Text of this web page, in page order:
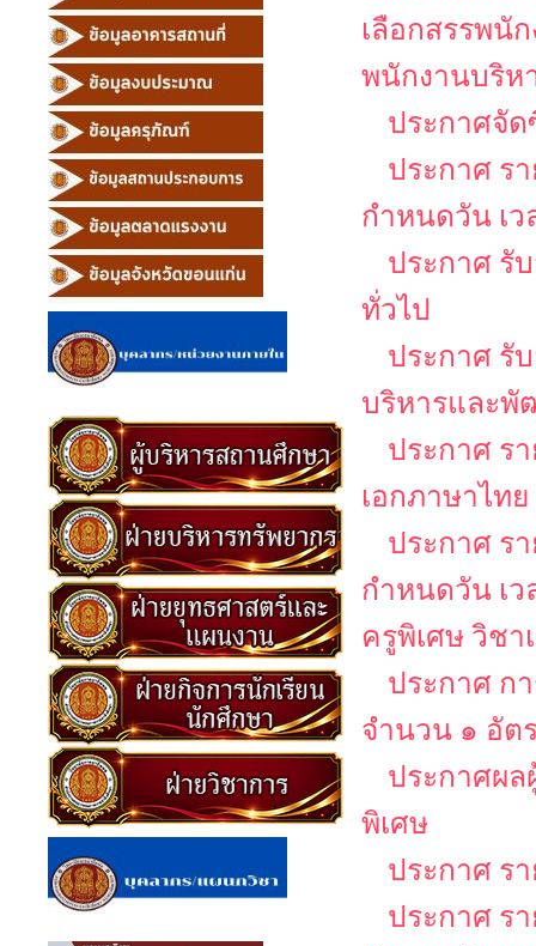
เลือกสรรพนั
พนักงานบริห
ประกาศจัด
ประกาศ ร
กำหนดวัน เว
ประกาศ รั
ทั่วไป
ประกาศ รั
บริหารและพั
ประกาศ ร
เอกภาษาไทย
ประกาศ ร
กำหนดวัน เ
ครูพิเศษ วิชา
ประกาศ ก
จำนวน ๑ อัต
ประกาศผ
พิเศษ
ประกาศ ร
ประกาศ ร